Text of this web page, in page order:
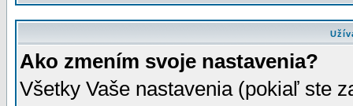
Ako zmením svoje nastavenia?
Všetky Vaše nastavenia (pokiaľ ste